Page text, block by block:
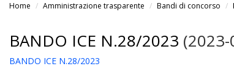
Home Amministrazione trasparente Bandi di concorso
BANDO ICE N.28/2023
BANDO ICE N.28/2023